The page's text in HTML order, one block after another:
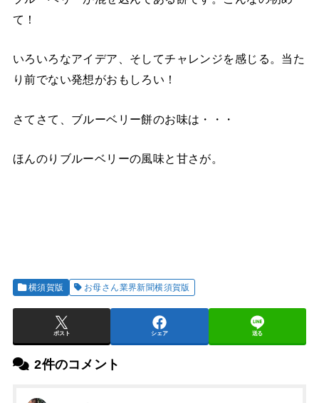
て！
いろいろなアイデア、そしてチャレンジを感じる。当た
り前でない発想がおもしろい！
さてさて、ブルーベリー餅のお味は・・・
ほんのりブルーベリーの風味と甘さが。
横須賀版 お母さん業界新聞横須賀版
ポスト シェア 送る
2件のコメント